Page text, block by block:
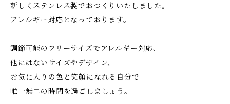
新しくステンレス製でおつくりいたしました。
アレルギー対応となっております。
調節可能のフリーサイズでアレルギー対応、
他にはないサイズやデザイン、
お気に入りの色と笑顔になれる自分で
唯一無二の時間を過ごしましょう。